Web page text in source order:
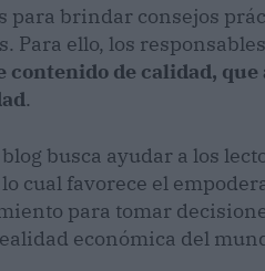
para brindar consejos
Para ello, los
contenido de calidad,
.
busca ayudar a los
cual favorece el
para tomar
económica del